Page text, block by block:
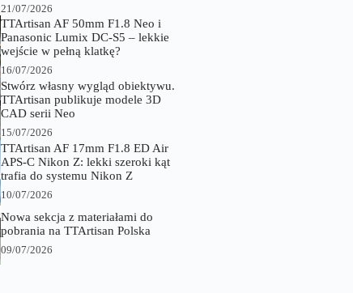
21/07/2026
TTArtisan AF 50mm F1.8 Neo i
Panasonic Lumix DC-S5 – lekkie
wejście w pełną klatkę?
16/07/2026
Stwórz własny wygląd obiektywu.
TTArtisan publikuje modele 3D
CAD serii Neo
15/07/2026
TTArtisan AF 17mm F1.8 ED Air
APS-C Nikon Z: lekki szeroki kąt
trafia do systemu Nikon Z
10/07/2026
Nowa sekcja z materiałami do
pobrania na TTArtisan Polska
09/07/2026